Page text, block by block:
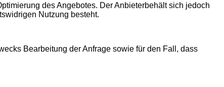
des Angebotes. Der Anbieterbehält sich jedoch
Nutzung besteht.
Bearbeitung der Anfrage sowie für den Fall, dass